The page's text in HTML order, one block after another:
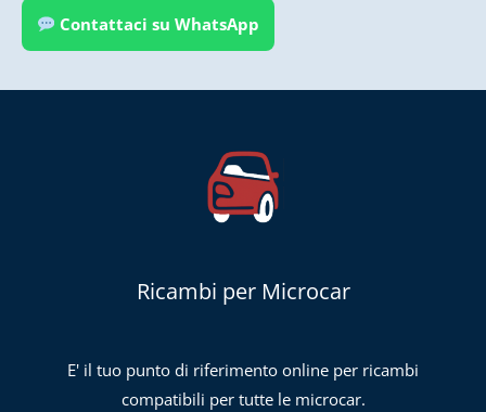
Contattaci su WhatsApp
Ricambi per Microcar
E' il tuo punto di riferimento online per ricambi
compatibili per tutte le microcar.